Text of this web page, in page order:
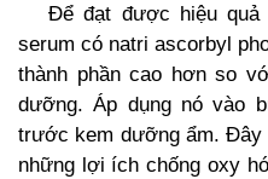
Để đạt được hiệu quả
serum có natri ascorbyl
thành phần cao hơn so
dưỡng. Áp dụng nó vào
trước kem dưỡng ẩm.
những lợi ích chống oxy